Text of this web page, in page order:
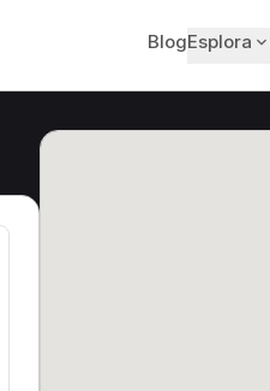
BlogEsplora